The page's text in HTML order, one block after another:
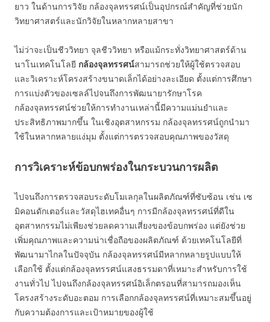
ยาว ในด้านการวิจัย กล้องจุลทรรศน์เป็นอุปกรณ์สำคัญที่ช่วยนัก
วิทยาศาสตร์และนักวิจัยในหลากหลายสาขา
ไม่ว่าจะเป็นชีววิทยา จุลชีววิทยา หรือแม้กระทั่งวิทยาศาสตร์ด้าน
นาโนเทคโนโลยี กล้องจุลทรรศน์สามารถช่วยให้ผู้ใช้ตรวจสอบ
และวิเคราะห์โครงสร้างขนาดเล็กได้อย่างละเอียด ตั้งแต่การศึกษา
การแบ่งตัวของเซลล์ไปจนถึงการพัฒนายารักษาโรค
กล้องจุลทรรศน์ช่วยให้การทำงานเหล่านี้มีความแม่นยำและ
ประสิทธิภาพมากขึ้น ในเชิงอุตสาหกรรม กล้องจุลทรรศน์ถูกนำมา
ใช้ในหลากหลายแง่มุม ตั้งแต่การตรวจสอบคุณภาพของวัสดุ
การวิเคราะห์ข้อบกพร่องในกระบวนการผลิต
ไปจนถึงการตรวจสอบระดับโมเลกุลในผลิตภัณฑ์ที่ซับซ้อน เช่น เซ
มิคอนดักเตอร์และวัสดุไฮเทคอื่นๆ การมีกล้องจุลทรรศน์ที่ดีใน
อุตสาหกรรมไม่เพียงช่วยลดความเสี่ยงของข้อบกพร่อง แต่ยังช่วย
เพิ่มคุณภาพและความน่าเชื่อถือของผลิตภัณฑ์ ด้วยเทคโนโลยีที่
พัฒนามาไกลในปัจจุบัน กล้องจุลทรรศน์มีหลากหลายรูปแบบให้
เลือกใช้ ตั้งแต่กล้องจุลทรรศน์แสงธรรมดาที่เหมาะสำหรับการใช้
งานทั่วไป ไปจนถึงกล้องจุลทรรศน์อิเล็กตรอนที่สามารถมองเห็น
โครงสร้างระดับอะตอม การเลือกกล้องจุลทรรศน์ที่เหมาะสมขึ้นอยู่
กับความต้องการและเป้าหมายของผู้ใช้